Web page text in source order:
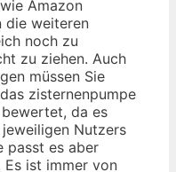
Amazon
die weiteren
noch zu
zu ziehen. Auch
müssen Sie
zisternenpumpe
da es
Nutzers
passt es aber
ist immer von